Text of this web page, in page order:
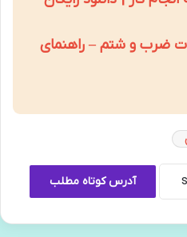
ضرب و شتم – راهنمای
آدرس کوتاه مطلب